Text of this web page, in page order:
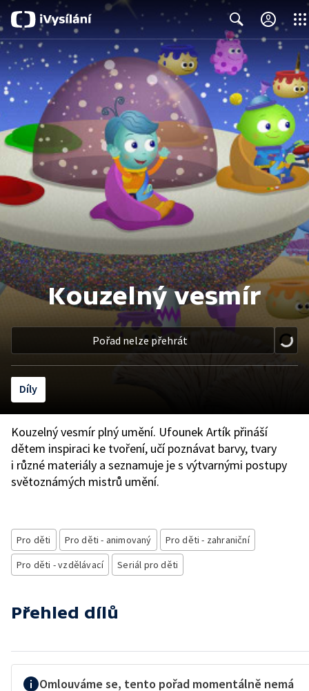
Search Close
Kouzelný vesmír
Pořad nelze přehrát
Díly
Kouzelný vesmír plný umění. Ufounek Artík přináší
dětem inspiraci ke tvoření, učí poznávat barvy, tvary
i různé materiály a seznamuje je s výtvarnými postupy
světoznámých mistrů umění.
Pro děti Pro děti - animovaný
Pro děti - zahraniční
Pro děti - vzdělávací
Seriál pro děti
Přehled dílů
Omlouváme se, tento pořad momentálně nemá